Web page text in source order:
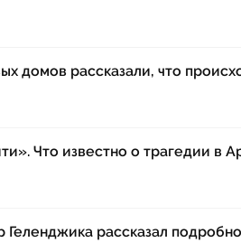
домов рассказали, что
Что известно о трагедии
рассказал